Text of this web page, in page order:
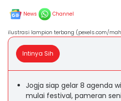
News Channel
ilustrasi lampion terbang (pexels.com/
Intinya Sih
Jogja siap gelar 8 agenda
mulai festival, pameran